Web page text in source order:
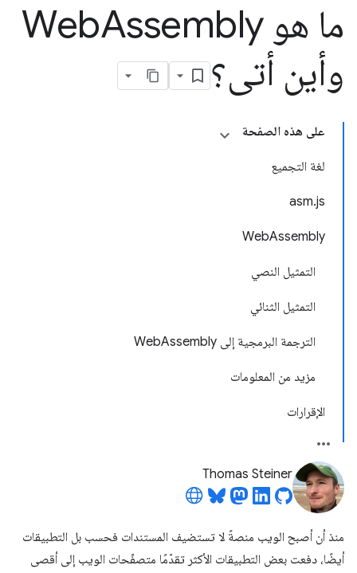
ما هو WebAssembly
وأين أتى؟
على هذه الصفحة
لغة التجميع
asm.js
WebAssembly
التمثيل النصي
التمثيل الثنائي
الترجمة البرمجية إلى WebAssembly
مزيد من المعلومات
الإقرارات
Thomas Steiner
منذ أن أصبح الويب منصةً لا تستضيف المستندات فحسب بل التطبيقات
أيضًا، دفعت بعض التطبيقات الأكثر تقدّمًا متصفّحات الويب إلى أقصى